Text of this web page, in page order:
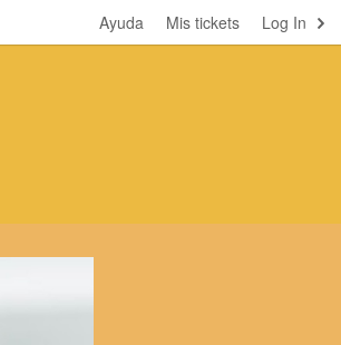
Log In
Mis tickets
Ayuda